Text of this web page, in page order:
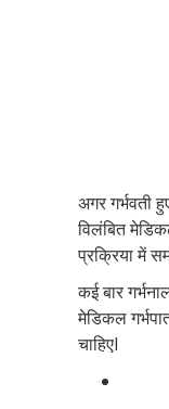
अगर गर्भवती
विलंबित
प्रक्रिया में
कई बार
मेडिकल
चाहिएI